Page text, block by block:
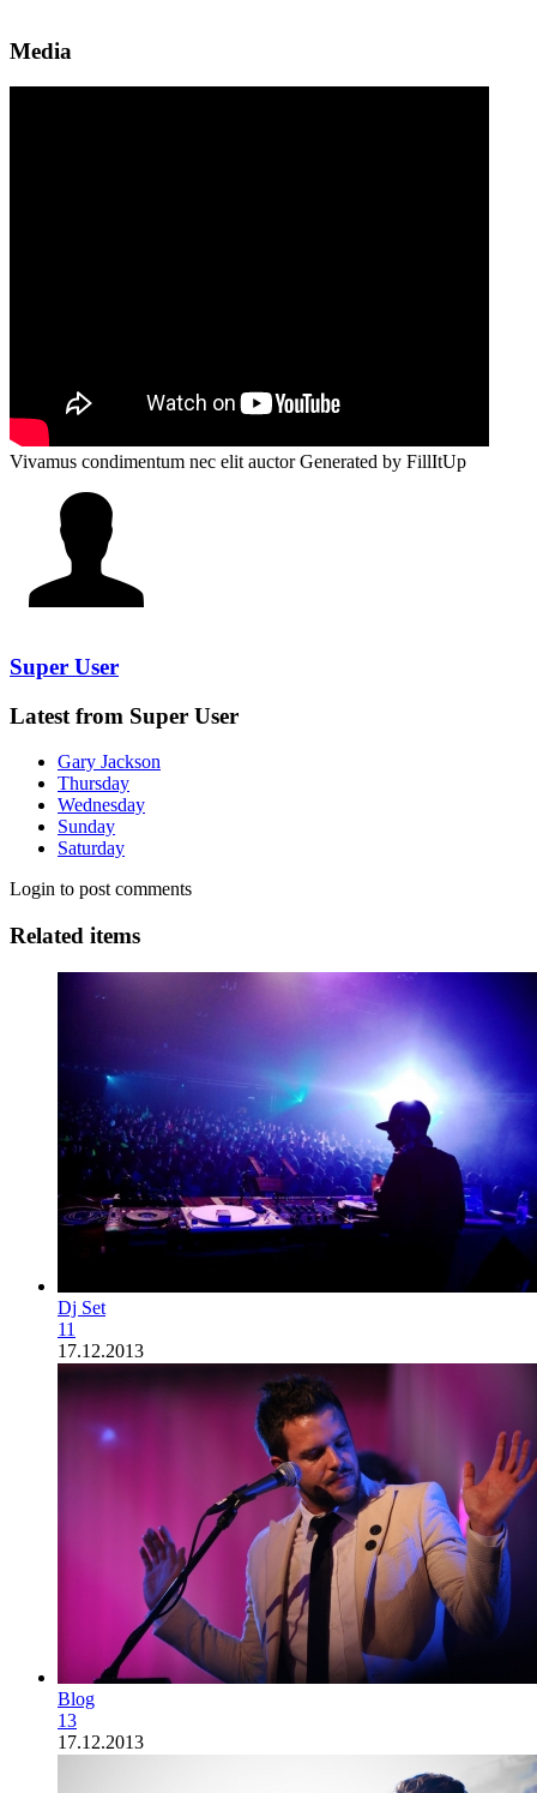
Media
Vivamus condimentum nec elit auctorGenerated by FillItUp
Super User
Latest from Super User
Gary Jackson
Thursday
Wednesday
Sunday
Saturday
Login to post comments
Related items
Dj Set
11
17.12.2013
Blog
13
17.12.2013